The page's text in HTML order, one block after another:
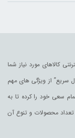
کالاهای مورد نیاز شما
سریع” از ویژگی های مهم
سعی خود را کرده تا به
تعداد محصولات و تنوع آن
محصولات اینترنتی مرتفع